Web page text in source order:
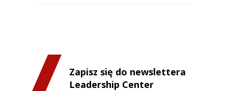
Zapisz się do newslettera
Leadership Center